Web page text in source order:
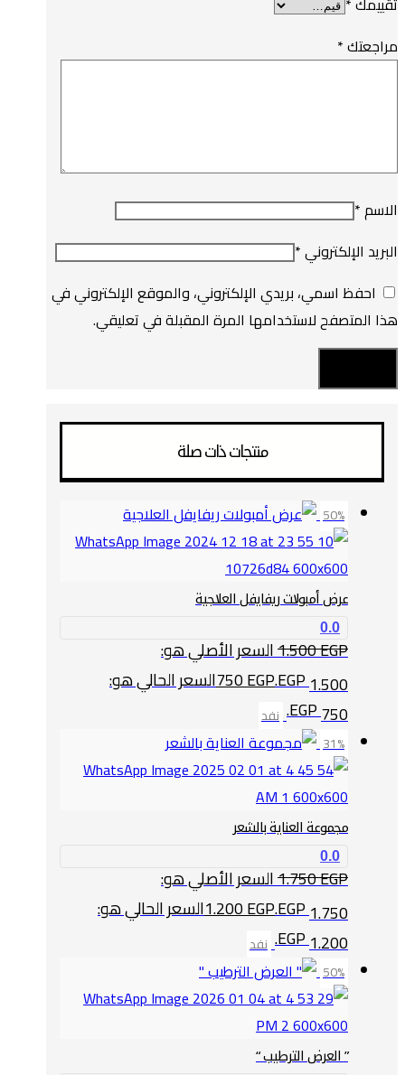
مراجعتك*
الاسم*
البريد الإلكتروني*
احفظ اسمي، بريدي الإلكتروني، والموقع الإلكتروني في
هذا المتصفح لاستخدامها المرة المقبلة في تعليقي.
منتجات ذات صلة
50%
عرض أمبولات ريفايفل العلاجية
0.0
1.500EGP
السعر الأصلي هو:
1.500 EGP.
750EGP
السعر الحالي هو:
750 EGP.
نفد
31%
مجموعة العناية بالشعر
0.0
1.750EGP
السعر الأصلي هو:
1.750 EGP.
1.200EGP
السعر الحالي هو:
1.200 EGP.
نفد
50%
” العرض الترطيب “